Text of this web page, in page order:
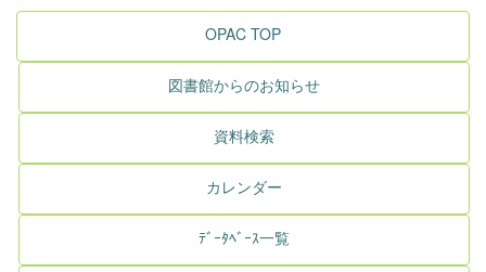
OPAC TOP
図書館からのお知らせ
資料検索
カレンダー
ﾃﾞｰﾀﾍﾞｰｽ一覧